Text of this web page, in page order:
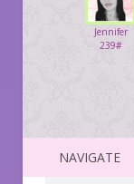
Jennifer
239#
NAVIGATE